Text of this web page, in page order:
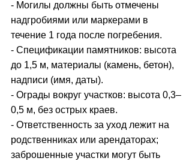
- Могилы должны быть отмечены
надгробиями или маркерами в
течение 1 года после погребения.
- Спецификации памятников: высота
до 1,5 м, материалы (камень, бетон),
надписи (имя, даты).
- Ограды вокруг участков: высота 0,3–
0,5 м, без острых краев.
- Ответственность за уход лежит на
родственниках или арендаторах;
заброшенные участки могут быть